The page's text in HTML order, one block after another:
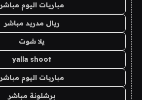
مباريات اليوم مباشر
ريال مدريد مباشر
يلا شوت
yalla shoot
مباريات اليوم مباشر
برشلونة مباشر